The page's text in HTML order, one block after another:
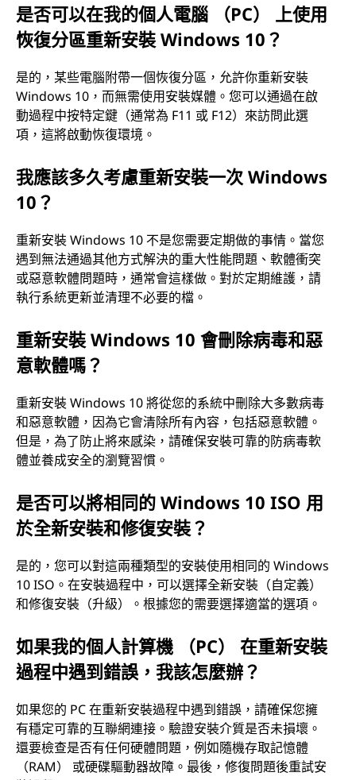
是否可以在我的個人電腦 （PC） 上使用
恢復分區重新安裝 Windows 10？
是的，某些電腦附帶一個恢復分區，允許你重新安裝
Windows 10，而無需使用安裝媒體。您可以通過在啟
動過程中按特定鍵（通常為 F11 或 F12）來訪問此選
項，這將啟動恢復環境。
我應該多久考慮重新安裝一次 Windows
10？
重新安裝 Windows 10 不是您需要定期做的事情。當您
遇到無法通過其他方式解決的重大性能問題、軟體衝突
或惡意軟體問題時，通常會這樣做。對於定期維護，請
執行系統更新並清理不必要的檔。
重新安裝 Windows 10 會刪除病毒和惡
意軟體嗎？
重新安裝 Windows 10 將從您的系統中刪除大多數病毒
和惡意軟體，因為它會清除所有內容，包括惡意軟體。
但是，為了防止將來感染，請確保安裝可靠的防病毒軟
體並養成安全的瀏覽習慣。
是否可以將相同的 Windows 10 ISO 用
於全新安裝和修復安裝？
是的，您可以對這兩種類型的安裝使用相同的 Windows
10 ISO。在安裝過程中，可以選擇全新安裝（自定義）
和修復安裝（升級）。根據您的需要選擇適當的選項。
如果我的個人計算機 （PC） 在重新安裝
過程中遇到錯誤，我該怎麼辦？
如果您的 PC 在重新安裝過程中遇到錯誤，請確保您擁
有穩定可靠的互聯網連接。驗證安裝介質是否未損壞。
還要檢查是否有任何硬體問題，例如隨機存取記憶體
（RAM） 或硬碟驅動器故障。最後，修復問題後重試安